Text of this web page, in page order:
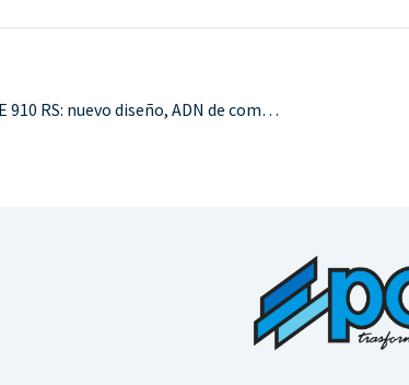
POLINI MINIBIKE 910 RS: nuevo diseño, ADN de competición